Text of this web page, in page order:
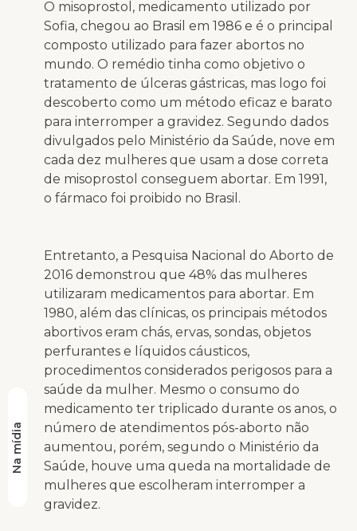
Na mídia
O misoprostol, medicamento utilizado por
Sofia, chegou ao Brasil em 1986 e é o principal
composto utilizado para fazer abortos no
mundo. O remédio tinha como objetivo o
tratamento de úlceras gástricas, mas logo foi
descoberto como um método eficaz e barato
para interromper a gravidez. Segundo dados
divulgados pelo Ministério da Saúde, nove em
cada dez mulheres que usam a dose correta
de misoprostol conseguem abortar. Em 1991,
o fármaco foi proibido no Brasil.
Entretanto, a Pesquisa Nacional do Aborto de
2016 demonstrou que 48% das mulheres
utilizaram medicamentos para abortar. Em
1980, além das clínicas, os principais métodos
abortivos eram chás, ervas, sondas, objetos
perfurantes e líquidos cáusticos,
procedimentos considerados perigosos para a
saúde da mulher. Mesmo o consumo do
medicamento ter triplicado durante os anos, o
número de atendimentos pós-aborto não
aumentou, porém, segundo o Ministério da
Saúde, houve uma queda na mortalidade de
mulheres que escolheram interromper a
gravidez.